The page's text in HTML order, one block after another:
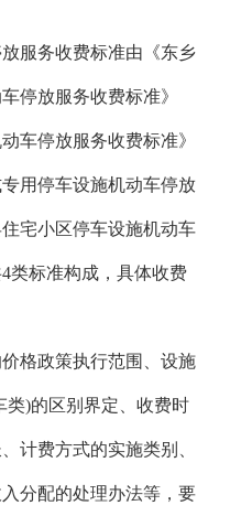
服务收费标准由《东乡
停放服务收费标准》
车停放服务收费标准》
用停车设施机动车停放
宅小区停车设施机动车
4类标准构成，具体收费
格政策执行范围、设施
类)的区别界定、收费时
计费方式的实施类别、
分配的处理办法等，要